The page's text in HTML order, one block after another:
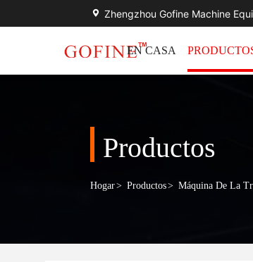
Zhengzhou Gofine Machine
EN CASA
Productos
Hogar> Productos> Máquina De La